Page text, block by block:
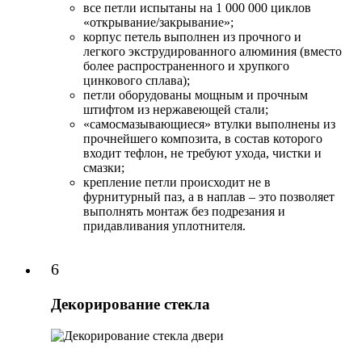
все петли испытаны на 1 000 000 циклов
«открывание/закрывание»;
корпус петель выполнен из прочного и
легкого экструдированного алюминия (вместо
более распространенного и хрупкого
цинкового сплава);
петли оборудованы мощным и прочным
штифтом из нержавеющей стали;
«самосмазывающиеся» втулки выполнены из
прочнейшего композита, в состав которого
входит тефлон, не требуют ухода, чистки и
смазки;
крепление петли происходит не в
фурнитурный паз, а в наплав – это позволяет
выполнять монтаж без подрезания и
придавливания уплотнителя.
6
Декорирование стекла